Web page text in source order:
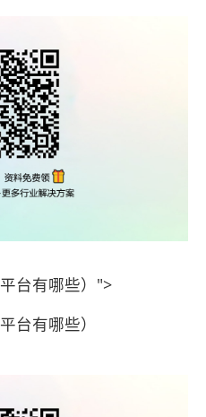
平台有哪些）">
台有哪些）